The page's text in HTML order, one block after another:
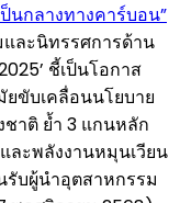
นกลางทางคาร์บอน”
และนิทรรศการด้าน
ชี้เป็นโอกาส
ขับเคลื่อนนโยบาย
ชาติ ยํ้า 3 แกนหลัก
ละพลังงานหมุนเวียน
บผู้นำอุตสาหกรรม